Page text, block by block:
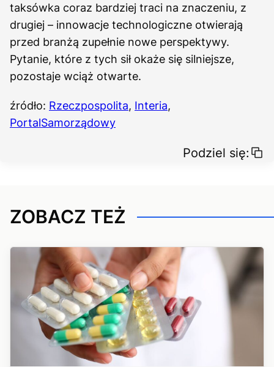
taksówka coraz bardziej traci na znaczeniu, z
drugiej – innowacje technologiczne otwierają
przed branżą zupełnie nowe perspektywy.
Pytanie, które z tych sił okaże się silniejsze,
pozostaje wciąż otwarte.
źródło: Rzeczpospolita, Interia,
PortalSamorządowy
Podziel się:
ZOBACZ TEŻ